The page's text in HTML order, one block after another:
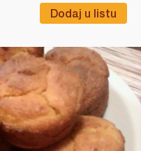
Dodaj u listu